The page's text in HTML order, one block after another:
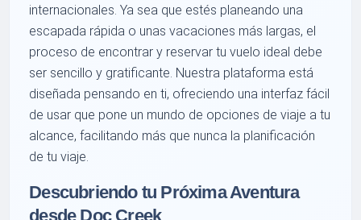
internacionales. Ya sea que estés planeando una
escapada rápida o unas vacaciones más largas, el
proceso de encontrar y reservar tu vuelo ideal debe
ser sencillo y gratificante. Nuestra plataforma está
diseñada pensando en ti, ofreciendo una interfaz fácil
de usar que pone un mundo de opciones de viaje a tu
alcance, facilitando más que nunca la planificación
de tu viaje.
Descubriendo tu Próxima Aventura
desde Doc Creek